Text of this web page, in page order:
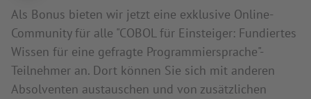
Als Bonus bieten wir jetzt eine exklusive Online-
Community für alle "COBOL für Einsteiger: Fundiertes
Wissen für eine gefragte Programmiersprache"-
Teilnehmer an. Dort können Sie sich mit anderen
Absolventen austauschen und von zusätzlichen